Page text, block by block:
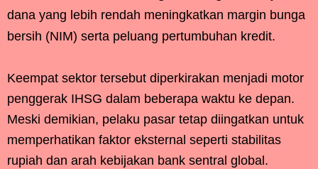
dana yang lebih rendah meningkatkan margin bunga
bersih (NIM) serta peluang pertumbuhan kredit.
Keempat sektor tersebut diperkirakan menjadi motor
penggerak IHSG dalam beberapa waktu ke depan.
Meski demikian, pelaku pasar tetap diingatkan untuk
memperhatikan faktor eksternal seperti stabilitas
rupiah dan arah kebijakan bank sentral global.